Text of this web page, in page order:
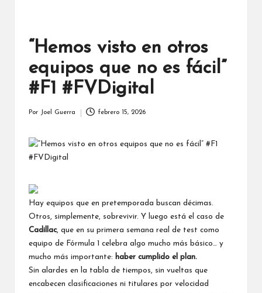
“Hemos visto en otros
equipos que no es fácil”
#F1 #FVDigital
Por Joel Guerra febrero 15, 2026
Hay equipos que en pretemporada buscan décimas.
Otros, simplemente, sobrevivir. Y luego está el caso de
Cadillac, que en su primera semana real de test como
equipo de Fórmula 1
celebra algo mucho más básico… y
mucho más importante: haber cumplido el plan.
Sin alardes en la tabla de tiempos, sin vueltas que
encabecen clasificaciones ni titulares por velocidad